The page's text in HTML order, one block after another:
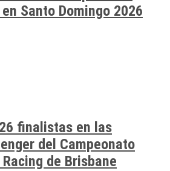
Santo Domingo 2026
finalistas en las
del Campeonato
de Brisbane